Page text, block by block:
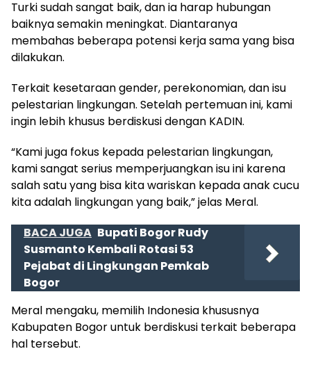
Turki sudah sangat baik, dan ia harap hubungan
baiknya semakin meningkat. Diantaranya
membahas beberapa potensi kerja sama yang bisa
dilakukan.
Terkait kesetaraan gender, perekonomian, dan isu
pelestarian lingkungan. Setelah pertemuan ini, kami
ingin lebih khusus berdiskusi dengan KADIN.
“Kami juga fokus kepada pelestarian lingkungan,
kami sangat serius memperjuangkan isu ini karena
salah satu yang bisa kita wariskan kepada anak cucu
kita adalah lingkungan yang baik,” jelas Meral.
BACA JUGA Bupati Bogor Rudy
Susmanto Kembali Rotasi 53
Pejabat di Lingkungan Pemkab
Bogor
Meral mengaku, memilih Indonesia khususnya
Kabupaten Bogor untuk berdiskusi terkait beberapa
hal tersebut.